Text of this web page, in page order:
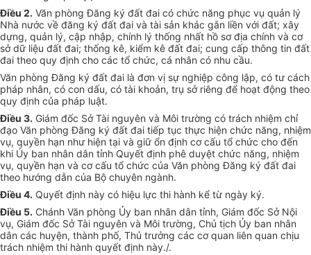
Điều 2. Văn phòng Đăng ký đất đai có chức năng phục vụ quản lý
Nhà nước về đăng ký đất đai và tài sản khác gắn liền với đất; xây
dựng, quản lý, cập nhập, chính lý thống nhất hồ sơ địa chính và cơ
sở dữ liệu đất đai; thống kê, kiểm kê đất đai; cung cấp thông tin đất
đai theo quy định cho các tổ chức, cá nhân có nhu cầu.
Văn phòng Đăng ký đất đai là đơn vị sự nghiệp công lập, có tư cách
pháp nhân, có con dấu, có tài khoản, trụ sở riêng để hoạt động theo
quy định của pháp luật.
Điều 3. Giám đốc Sở Tài nguyên và Môi trường có trách nhiệm chỉ
đạo Văn phòng Đăng ký đất đai tiếp tục thực hiện chức năng, nhiệm
vụ, quyền hạn như hiện tại và giữ ổn định cơ cấu tổ chức cho đến
khi Ủy ban nhân dân tỉnh Quyết định phê duyệt chức năng, nhiệm
vụ, quyền hạn và cơ cấu tổ chức của Văn phòng Đăng ký đất đai
theo hướng dẫn của Bộ chuyên ngành.
Điều 4. Quyết định này có hiệu lực thi hành kể từ ngày ký.
Điều 5. Chánh Văn phòng Ủy ban nhân dân tỉnh, Giám đốc Sở Nội
vụ, Giám đốc Sở Tài nguyên và Môi trường, Chủ tịch Ủy ban nhân
dân các huyện, thành phố, Thủ trưởng các cơ quan liên quan chịu
trách nhiệm thi hành quyết định này./.